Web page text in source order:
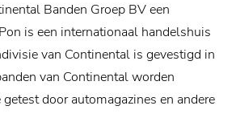
Banden Groep BV een
is een internationaal handelshuis
van Continental is gevestigd in
van Continental worden
door automagazines en andere